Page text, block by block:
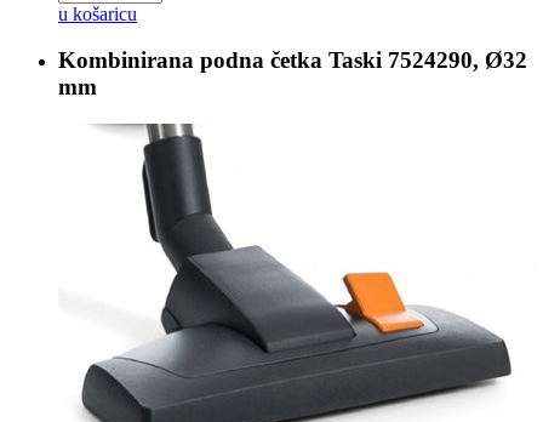
u košaricu
Kombinirana podna četka Taski 7524290, Ø32
mm